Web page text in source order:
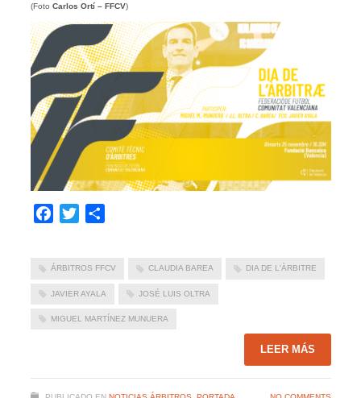
(Foto Carlos Ortí – FFCV)
Facebook
Twitter
ÁRBITROS FFCV CLAUDIA BAREA DIA DE L'ÀRBITRE
JAVIER AYALA JOSÉ LUIS OLTRA
MIGUEL MARTÍNEZ MUNUERA
LEER MÁS